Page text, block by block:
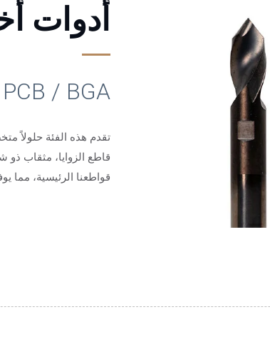
أدوات
PCB / BGA
تقدم هذه الفئة حلولاً
قاطع الزوايا، مثقاب
قواطعنا الرئيسية، مما